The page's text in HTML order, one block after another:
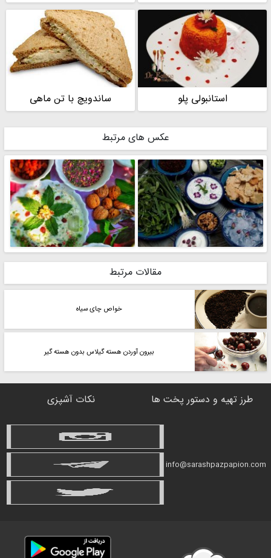
استانبولی پلو ساندویچ با تن ماهی
عکس های مرتبط
مقالات مرتبط
خواص چای سیاه
بیرون آوردن هسته گیلاس بدون هسته گیر
طرز تهیه و دستور پخت ها نکات آشپزی
info@sarashpazpapion.com